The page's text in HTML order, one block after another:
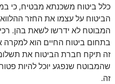
כלל ביטוח משכנתא מבטיח, כי
הביטוח על עצמו את החזר
המבוטח לא ידרשו לשאת בהן.
בתחום ביטוח החיים הוא למקרה
זה תיקח חברת הביטוח את
שהמבוטח שנפגע יוכל להיות
זה.